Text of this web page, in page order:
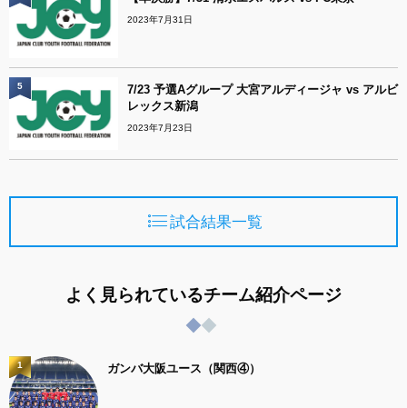
2023年7月31日
7/23 予選Aグループ 大宮アルディージャ vs アルビ
レックス新潟
2023年7月23日
5
試合結果一覧
よく見られているチーム紹介ページ
ガンバ大阪ユース（関西④）
1